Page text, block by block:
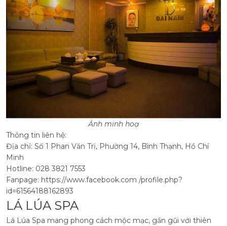
Ảnh minh hoạ
Thông tin liên hệ:
Địa chỉ: Số 1 Phan Văn Trị, Phường 14, Bình Thạnh, Hồ Chí
Minh
Hotline: 028 3821 7553
Fanpage: https://www.facebook.com /profile.php?
id=61564188162893
LÁ LÚA SPA
Lá Lúa Spa mang phong cách mộc mạc, gần gũi với thiên